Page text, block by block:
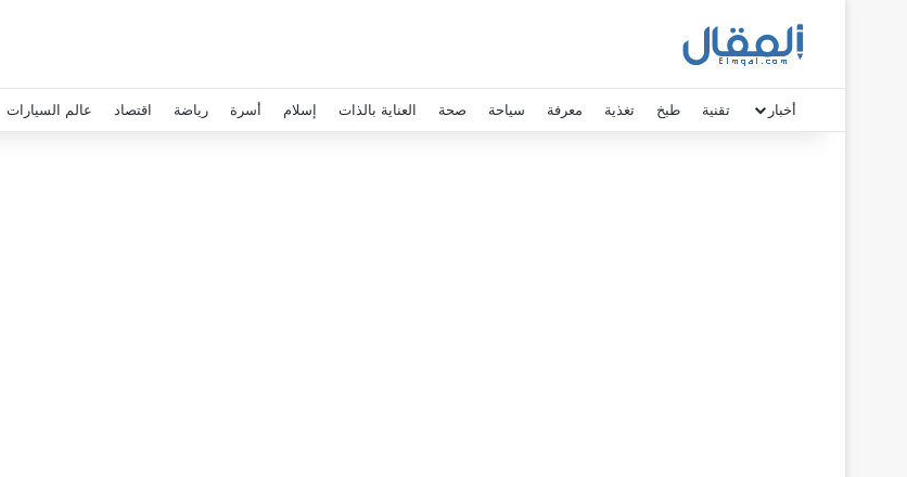
أخبار تقنية طبخ تغذية معرفة سياحة صحة العناية بالذات إسلام أسرة رياضة اقتصاد عالم السيارات